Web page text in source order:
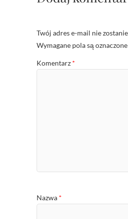
Twój adres e-mail nie
Wymagane pola są oznaczone
Komentarz *
Nazwa *